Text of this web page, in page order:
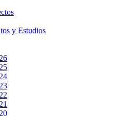
y Estudios